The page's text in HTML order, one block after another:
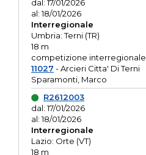
dal: 17/01/2026
al: 18/01/2026
Interregionale
Umbria: Terni (TR)
18 m
competizione interregionale
11027 - Arcieri Citta' Di Terni
Sparamonti, Marco
R2612003
dal: 17/01/2026
al: 18/01/2026
Interregionale
Lazio: Orte (VT)
18 m